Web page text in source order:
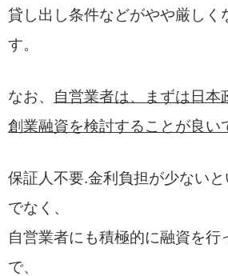
貸し出し条件などがやや厳しく
す。
なお、 自営業者は、まずは日本
創業融資を検討することが良い
保証人不要.金利負担が少ない
でなく、
自営業者にも積極的に融資を行
で、